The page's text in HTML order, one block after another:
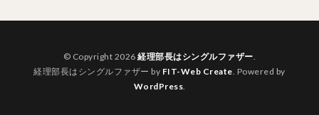
© Copyright 2026経理部長はシングルファザー.
経理部長はシングルファザー by FIT-Web Create. Powered by
WordPress.